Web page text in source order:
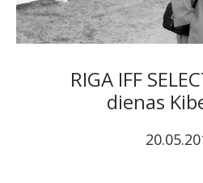
RIGA IFF
dienas